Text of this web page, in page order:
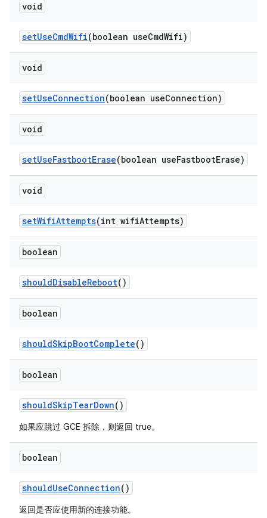
void
setUseCmdWifi(boolean useCmdWifi)
void
setUseConnection(boolean useConnection)
void
setUseFastbootErase(boolean useFastbootErase)
void
setWifiAttempts(int wifiAttempts)
boolean
shouldDisableReboot()
boolean
shouldSkipBootComplete()
boolean
shouldSkipTearDown()
如果应跳过 GCE 拆除，则返回 true。
boolean
shouldUseConnection()
返回是否应使用新的连接功能。